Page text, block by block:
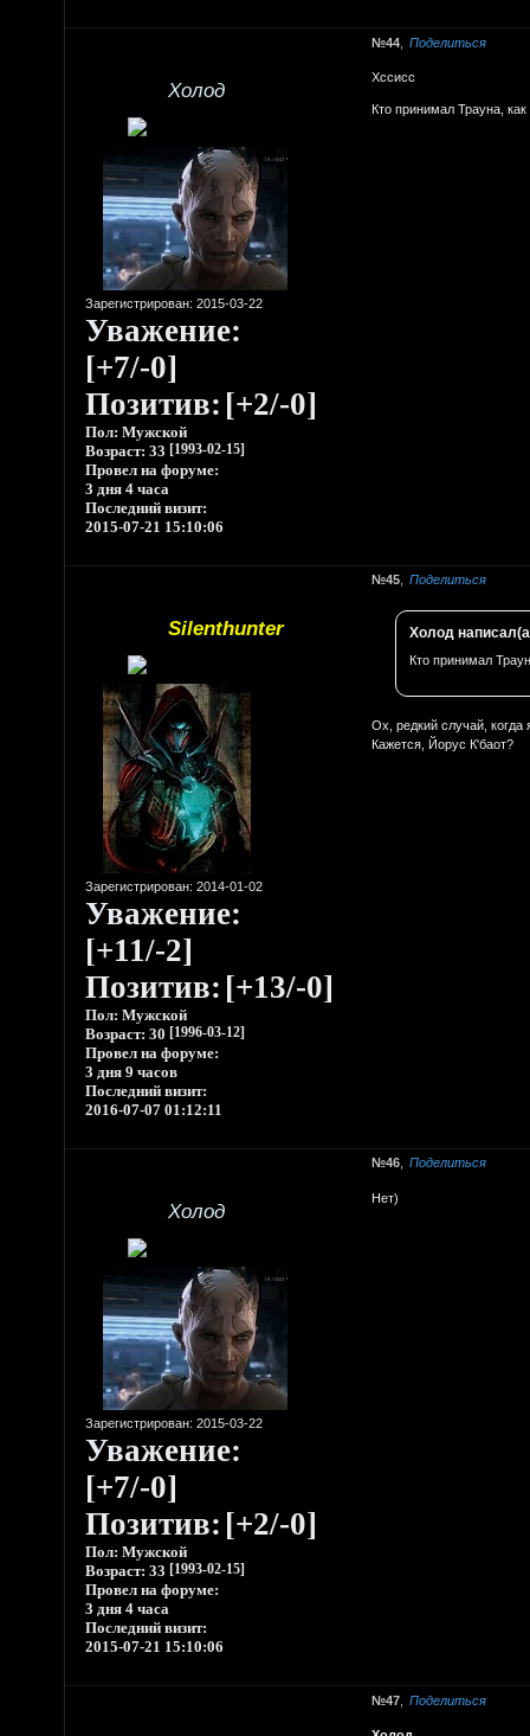
Поделиться
44
Холод
Зарегистрирован: 2015-03-22
Уважение:
[+7/-0]
Позитив: [+2/-0]
Пол: Мужской
Возраст: 33 [1993-02-15]
Провел на форуме:
3 дня 4 часа
Последний визит:
2015-07-21 15:10:06
Хссисс
Кто принимал Трауна,
Поделиться
45
Silenthunter
Зарегистрирован: 2014-01-02
Уважение:
[+11/-2]
Позитив: [+13/-0]
Пол: Мужской
Возраст: 30 [1996-03-12]
Провел на форуме:
3 дня 9 часов
Последний визит:
2016-07-07 01:12:11
Холод
Кто принимал
Ох, редкий случай, когда
Кажется, Йорус К'баот?
Поделиться
46
Холод
Зарегистрирован: 2015-03-22
Уважение:
[+7/-0]
Позитив: [+2/-0]
Пол: Мужской
Возраст: 33 [1993-02-15]
Провел на форуме:
3 дня 4 часа
Последний визит:
2015-07-21 15:10:06
Нет)
Поделиться
47